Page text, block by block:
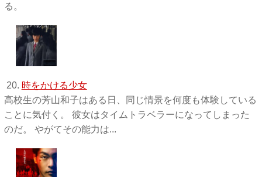
る。
20. 時をかける少女
高校生の芳山和子はある日、同じ情景を何度も体験している
ことに気付く。 彼女はタイムトラベラーになってしまった
のだ。 やがてその能力は...